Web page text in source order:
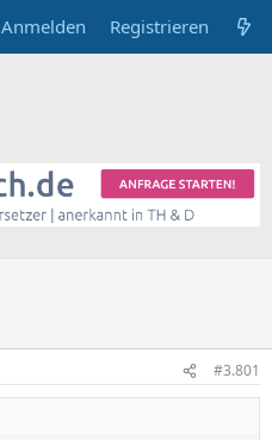
Anmelden Registrieren
#3.801